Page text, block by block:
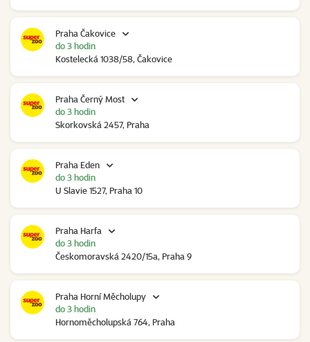
Praha Čakovice
Kostelecká 1038/58, Čakovice
do 3 hodin
Praha Černý Most
Skorkovská 2457, Praha
do 3 hodin
Praha Eden
U Slavie 1527, Praha 10
do 3 hodin
Praha Harfa
Českomoravská 2420/15a, Praha 9
do 3 hodin
Praha Horní Měcholupy
Hornoměcholupská 764, Praha
do 3 hodin